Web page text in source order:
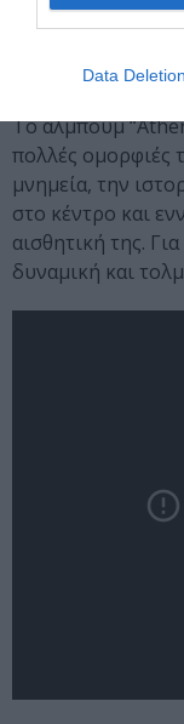
Data Deletion
– Ποια
“Athens“;
Το άλμπουμ
πολλές ομορφιές
μνημεία, την
στο κέντρο και
αισθητική της.
δυναμική και